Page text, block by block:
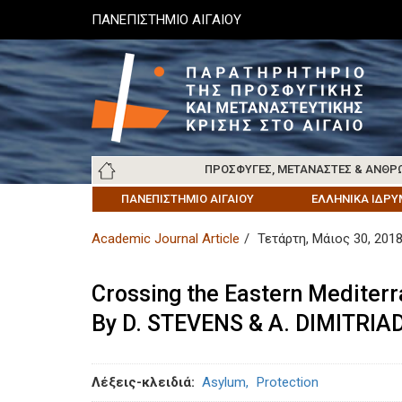
το
κυρίως
περιεχόμενο
ΠΑΝΕΠΙΣΤΗΜΙΟ ΑΙΓΑΙΟΥ
Main
navigation
ΣΧΕΤΙΚΆ
ΠΡΌΣΦΥΓΕΣ, ΜΕΤΑΝΆΣΤΕΣ &
ΠΡΌΣΦΥΓΕΣ ΚΑΙ ΜΕΤΑΝΆΣΤΕΣ
ΚΟΙΝΩΝΊΑ ΤΗΣ ΛΈΣΒΟΥ ΚΟΙΝΩΝΊΑ ΤΗΣ
ΠΑΝΕΠΙΣΤΉΜΙΟ ΑΙΓΑΊΟΥ ΕΛΛΗΝΙΚΆ
Academic Journal Article Τετάρτη, Μάιος 30, 2018
Crossing the Eastern
By D. STEVENS & A.
Λέξεις-κλειδιά Asylum Protection